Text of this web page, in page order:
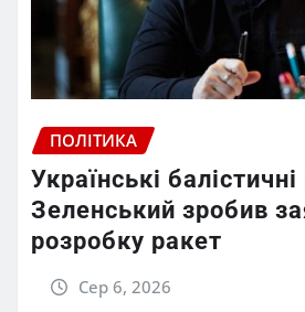
ПОЛІТИКА
Українські
Зеленський зробив
розробку ракет
Сер 6, 2026